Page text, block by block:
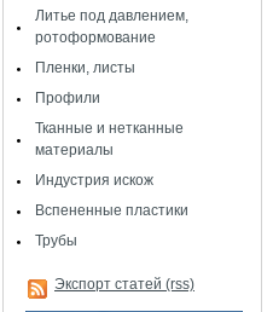
Литье под давлением,
ротоформование
Пленки, листы
Профили
Тканные и нетканные
материалы
Индустрия искож
Вспененные пластики
Трубы
Экспорт статей (rss)